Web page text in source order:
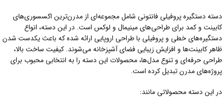
دسته دستگیره پروفیلی فانتونی شامل مجموعه‌ای از مدرن‌ترین اکسسوری‌های
کابینت و کمد برای طراحی‌های مینیمال و لوکس است. در این دسته، انواع
دستگیره‌های خطی و پروفیلی با طراحی اروپایی ارائه شده که باعث یکدست شدن
ظاهر کابینت‌ها و افزایش زیبایی فضای آشپزخانه می‌شوند. کیفیت ساخت بالا،
طراحی حرفه‌ای و تنوع مدل‌ها، محصولات این دسته را به انتخابی محبوب برای
پروژه‌های مدرن تبدیل کرده است.
در این دسته محصولاتی مانند: